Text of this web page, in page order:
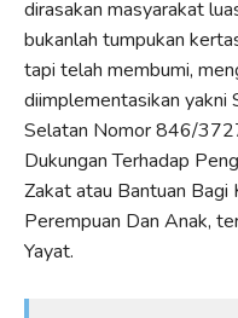
dirasakan masyarakat
bukanlah tumpukan
tapi telah membumi,
diimplementasikan yakni
Selatan Nomor 846/
Dukungan Terhadap
Zakat atau Bantuan Bagi
Perempuan Dan Anak,
Yayat.